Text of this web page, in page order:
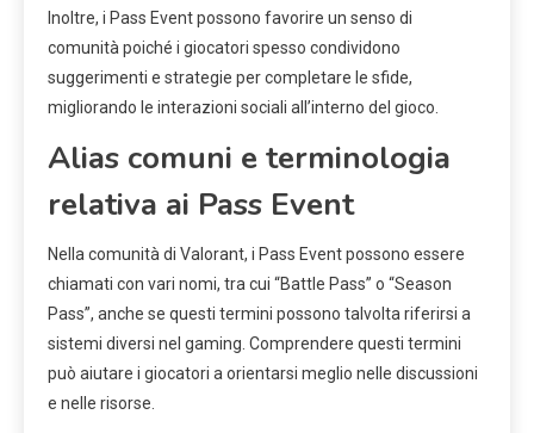
Inoltre, i Pass Event possono favorire un senso di
comunità poiché i giocatori spesso condividono
suggerimenti e strategie per completare le sfide,
migliorando le interazioni sociali all’interno del gioco.
Alias comuni e terminologia
relativa ai Pass Event
Nella comunità di Valorant, i Pass Event possono essere
chiamati con vari nomi, tra cui “Battle Pass” o “Season
Pass”, anche se questi termini possono talvolta riferirsi a
sistemi diversi nel gaming. Comprendere questi termini
può aiutare i giocatori a orientarsi meglio nelle discussioni
e nelle risorse.